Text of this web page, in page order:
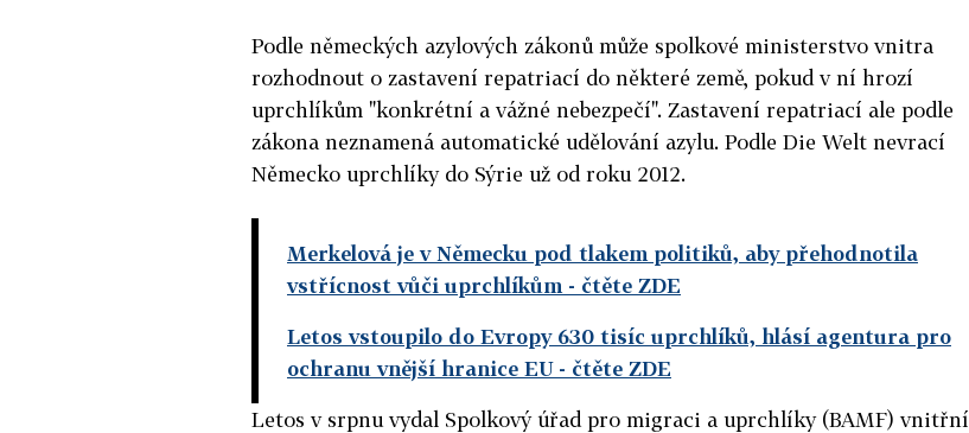
Podle německých azylových zákonů může spolkové ministerstvo vnitra
rozhodnout o zastavení repatriací do některé země, pokud v ní hrozí
uprchlíkům "konkrétní a vážné nebezpečí". Zastavení repatriací ale podle
zákona neznamená automatické udělování azylu. Podle Die Welt nevrací
Německo uprchlíky do Sýrie už od roku 2012.
Merkelová je v Německu pod tlakem politiků, aby přehodnotila
vstřícnost vůči uprchlíkům - čtěte ZDE
Letos vstoupilo do Evropy 630 tisíc uprchlíků, hlásí agentura pro
ochranu vnější hranice EU- čtěte ZDE
Letos v srpnu vydal Spolkový úřad pro migraci a uprchlíky (BAMF) vnitřní